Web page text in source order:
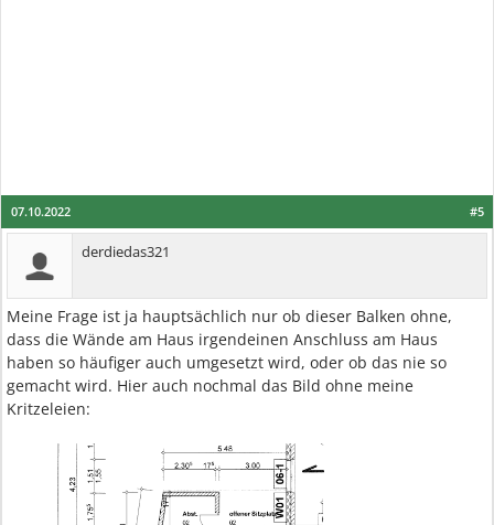
#5
07.10.2022
derdiedas321
Meine Frage ist ja hauptsächlich nur ob dieser Balken ohne,
dass die Wände am Haus irgendeinen Anschluss am Haus
haben so häufiger auch umgesetzt wird, oder ob das nie so
gemacht wird. Hier auch nochmal das Bild ohne meine
Kritzeleien: